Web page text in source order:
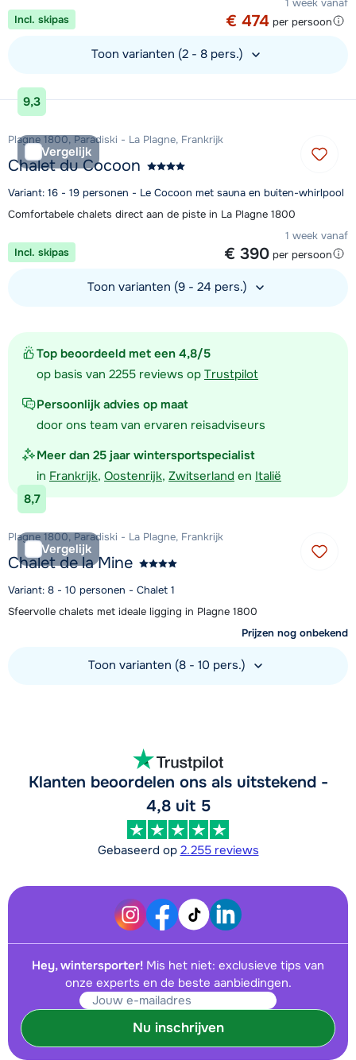
Top beoordeeld met een 4,8/5
op basis van 2255 reviews op Trustpilot
Persoonlijk advies op maat
door ons team van ervaren reisadviseurs
Meer dan 25 jaar wintersportspecialist
in Frankrijk, Oostenrijk, Zwitserland en Italië
1 week vanaf
€ 474 per persoon
Incl. skipas
Toon varianten (2 - 8 pers.)
Bekijk accommodatie
9,3
Vergelijk
Plagne 1800, Paradiski - La Plagne, Frankrijk
Chalet du Cocoon
Variant: 16 - 19 personen - Le Cocoon met sauna en buiten-whirlpool
Comfortabele chalets direct aan de piste in La Plagne 1800
1 week vanaf
€ 390 per persoon
Incl. skipas
Toon varianten (9 - 24 pers.)
8,7
Vergelijk
Plagne 1800, Paradiski - La Plagne, Frankrijk
Chalet de la Mine
Variant: 8 - 10 personen - Chalet 1
Sfeervolle chalets met ideale ligging in Plagne 1800
Prijzen nog onbekend
Toon varianten (8 - 10 pers.)
Klanten beoordelen ons als uitstekend -
4,8 uit 5
Gebaseerd op 2.255 reviews
Hey, wintersporter! Mis het niet: exclusieve tips van
onze experts en de beste aanbiedingen.
Nu inschrijven